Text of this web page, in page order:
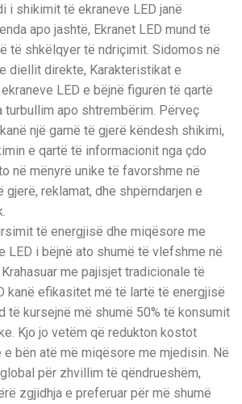
i shikimit të ekraneve LED janë
apo jashtë, Ekranet LED mund të
të shkëlqyer të ndriçimit. Sidomos në
diellit direkte, Karakteristikat e
LED e bëjnë figurën të qartë
turbullim apo shtrembërim. Përveç
një gamë të gjerë këndesh shikimi,
e qartë të informacionit nga çdo
në mënyrë unike të favorshme në
gjerë, reklamat, dhe shpërndarjen e
të energjisë dhe miqësore me
LED i bëjnë ato shumë të vlefshme në
me pajisjet tradicionale të
kanë efikasitet më të lartë të energjisë
të kursejnë më shumë 50% të konsumit
Kjo jo vetëm që redukton kostot
bën atë më miqësore me mjedisin. Në
për zhvillim të qëndrueshëm,
zgjidhja e preferuar për më shumë